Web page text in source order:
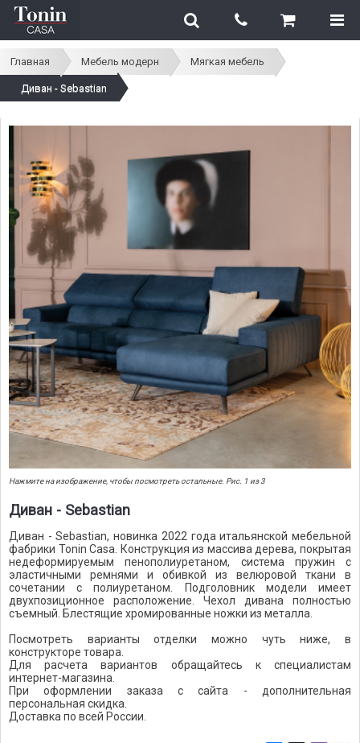
Главная Мебель модерн Мягкая мебель
Диван - Sebastian
Нажмите на изображение, чтобы посмотреть остальные. Рис. 1 из 3
Диван - Sebastian
Диван - Sebastian, новинка 2022 года итальянской мебельной
фабрики Tonin Casa. Конструкция из массива дерева, покрытая
недеформируемым пенополиуретаном, система пружин с
эластичными ремнями и обивкой из велюровой ткани в
сочетании с полиуретаном. Подголовник модели имеет
двухпозиционное расположение. Чехол дивана полностью
съемный. Блестящие хромированные ножки из металла.
Посмотреть варианты отделки можно чуть ниже, в
конструкторе товара.
Для расчета вариантов обращайтесь к специалистам
интернет-магазина.
При оформлении заказа с сайта - дополнительная
персональная скидка.
Доставка по всей России.